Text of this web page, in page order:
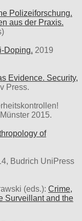
Polizeiforschung.
aus der Praxis.
Doping. 2019
Evidence. Security,
Press.
2015.
of
Budrich UniPress
(eds.): Crime,
Surveillant and the